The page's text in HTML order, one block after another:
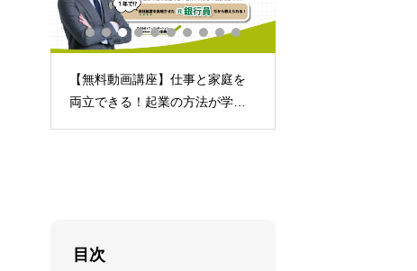
【無料動画講座】仕事と家庭を
両立できる！起業の方法が学べ
目次